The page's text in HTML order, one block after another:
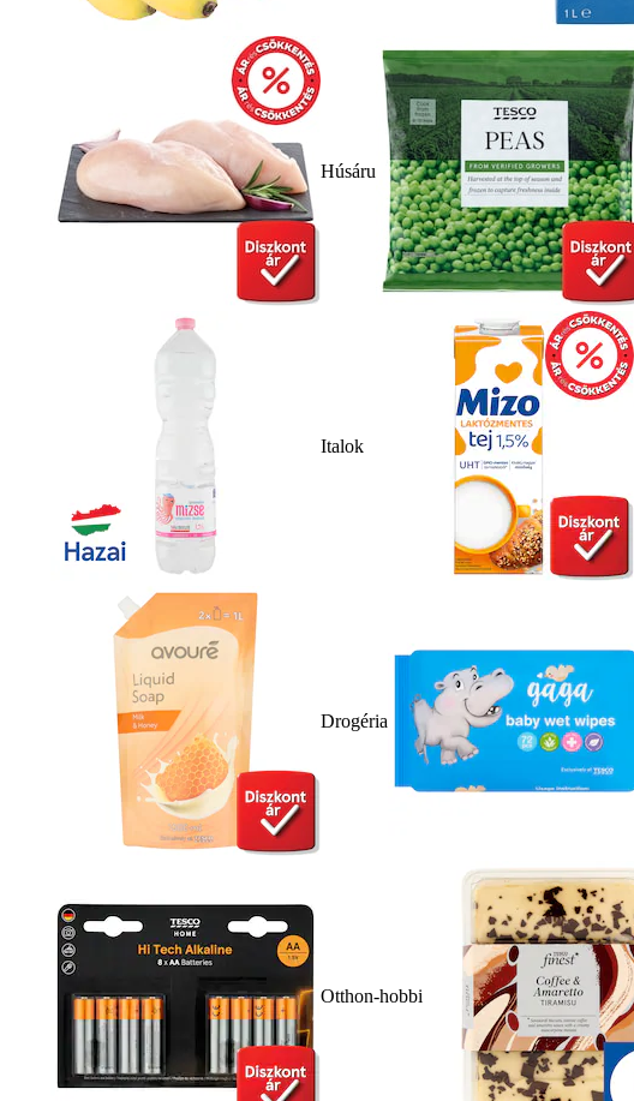
Húsáru
Italok
Drogéria
Otthon-hobbi